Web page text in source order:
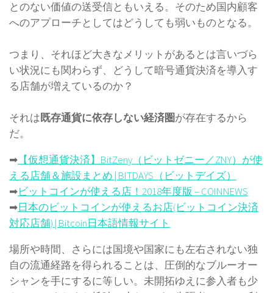
とのない価値の送受信ともいえる。そのため国内顧客
へのアプローチとしてはどうしても弱いものとなる。
つまり、それほど大きなメリットがあるとは言いづら
い状況にも関わらず、どうして暗号通貨決済を導入す
る店舗が増えているのか？
それは既存通貨に依存しない経済圏が存在するから
だ。
➡ 【仮想通貨決済】BitZeny（ビットゼニー／ZNY）が使
える店舗＆施設まとめ | BITDAYS（ビットデイズ）
➡ビットコインが使える店！2018年度版 – COINNEWS
➡日本のビットコインが使えるお店(ビットコイン決済
対応店舗) | Bitcoin日本語情報サイト
場所や時間、さらには国境や国家にも左右されない独
自の流通経路を得られることは、圧倒的なブルーオー
シャンを手にするに等しい。未開拓ゆえに参入者も少